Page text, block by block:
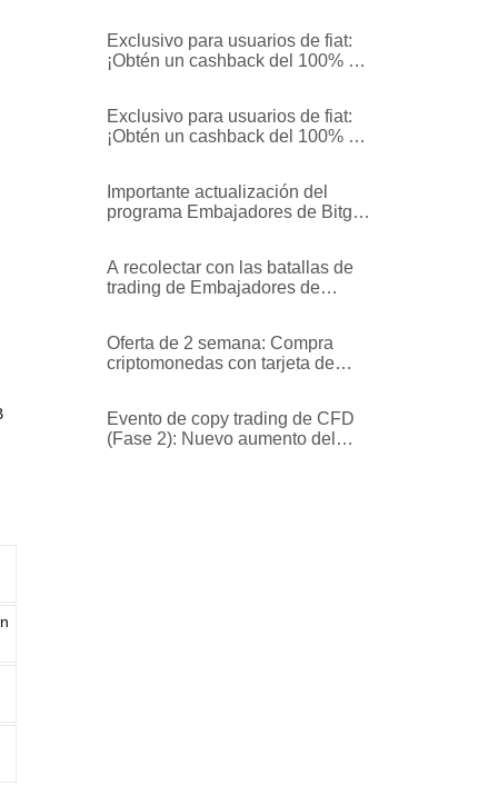
Exclusivo para usuarios de fiat:
¡Obtén un cashback del 100% de
Exclusivo para usuarios de fiat:
¡Obtén un cashback del 100% de
Importante actualización del
programa Embajadores de Bitget:
en criptomonedas
A recolectar con las batallas de
trading de Embajadores de
semana (Semana 1)
Oferta de 2 semana: Compra
criptomonedas con tarjeta de
Evento de copy trading de CFD
(Fase 2): Nuevo aumento del